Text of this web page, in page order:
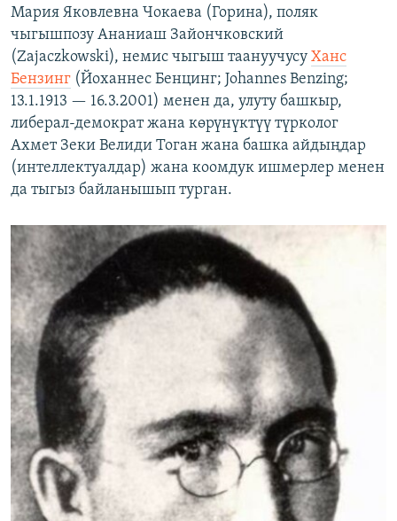
Мария Яковлевна Чокаева (Горина), поляк
чыгышпозу Ананиаш Зайончковский
(Zajaczkowski), немис чыгыш таануучусу Ханс
Бензинг (Йоханнес Бенцинг; Johannes Benzing;
13.1.1913 — 16.3.2001) менен да, улуту башкыр,
либерал-демократ жана көрүнүктүү түрколог
Ахмет Зеки Велиди Тоган жана башка айдыңдар
(интеллектуалдар) жана коомдук ишмерлер менен
да тыгыз байланышып турган.